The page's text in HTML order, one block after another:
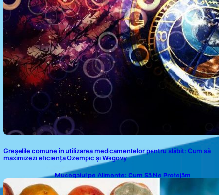
Greșelile comune în utilizarea medicamentelor pentru slăbit: Cum să
maximizezi eficiența Ozempic și Wegovy
Mucegaiul pe Alimente: Cum Să Ne Protejăm